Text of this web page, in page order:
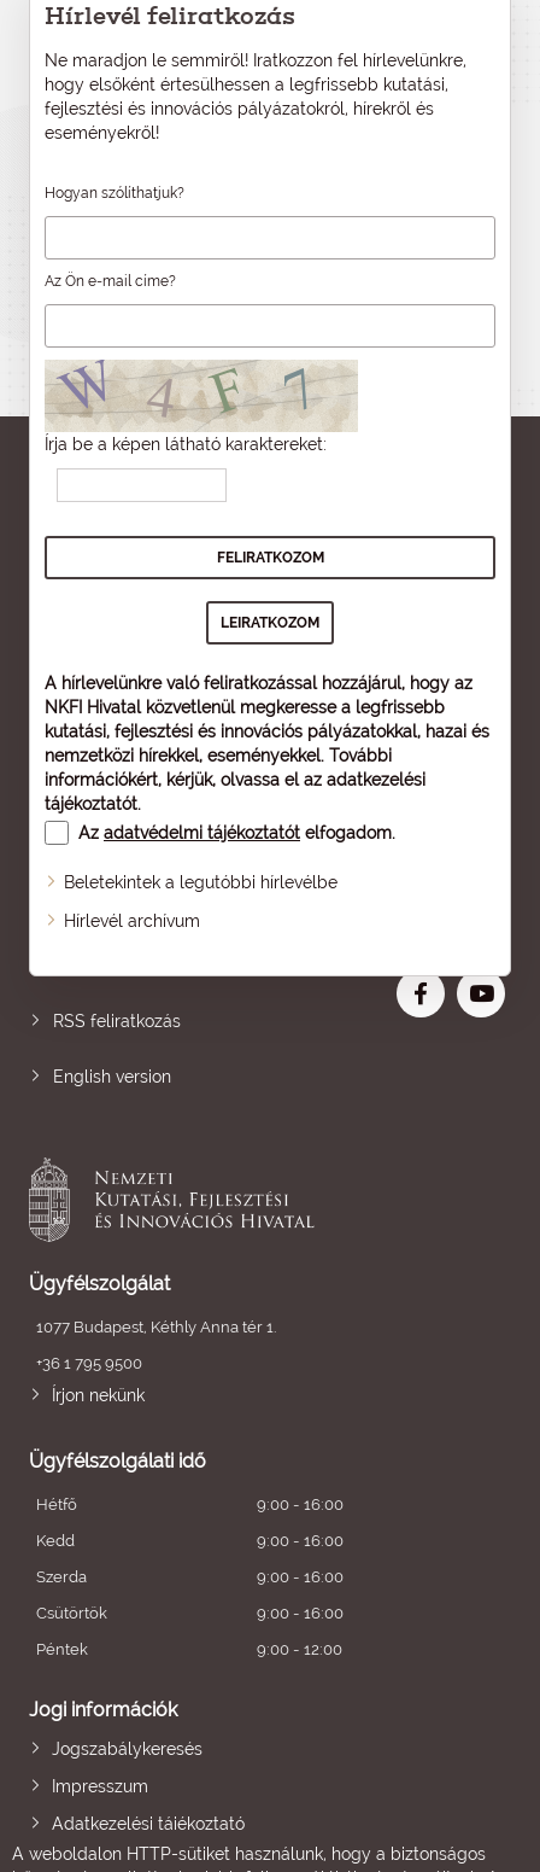
Hírlevél feliratkozás
Ne maradjon le semmiről! Iratkozzon fel hírlevelünkre,
hogy elsőként értesülhessen a legfrissebb kutatási,
fejlesztési és innovációs pályázatokról, hírekről és
eseményekről!
Hogyan szólíthatjuk?
Az Ön e-mail címe?
Írja be a képen látható karaktereket:
A hírlevelünkre való feliratkozással hozzájárul, hogy az
NKFI Hivatal közvetlenül megkeresse a legfrissebb
kutatási, fejlesztési és innovációs pályázatokkal, hazai és
nemzetközi hírekkel, eseményekkel. További
információkért, kérjük, olvassa el az adatkezelési
tájékoztatót.
Az adatvédelmi tájékoztatót elfogadom.
Beletekintek a legutóbbi hírlevélbe
Hírlevél archívum
Oldaltérkép
RSS feliratkozás
English version
Ügyfélszolgálat
1077 Budapest, Kéthly Anna tér 1.
+36 1 795 9500
Írjon nekünk
Ügyfélszolgálati idő
Hétfő
9:00 - 16:00
Kedd
9:00 - 16:00
Szerda
9:00 - 16:00
Csütörtök
9:00 - 16:00
Péntek
9:00 - 12:00
Jogi információk
Jogszabálykeresés
Impresszum
Adatkezelési tájékoztató
A weboldalon HTTP-sütiket használunk, hogy a biztonságos